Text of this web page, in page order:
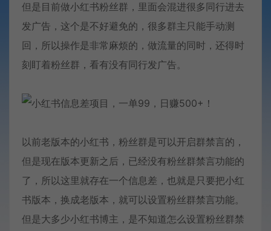
但是目前做小红书粉丝群，里面会混进很多同行进去
发广告，这个是不好避免的，很多群主只能手动测
回，所以操作是非常麻烦的，做流量的同时，还得时
刻盯着粉丝群，看有没有同行发广告。
以前老版本的小红书，粉丝群是可以开启群禁言的，
但是现在版本更新之后，已经没有粉丝群禁言功能的
了，所以这里就存在一个信息差，也就是只要把小红
书版本，换成老版本，就可以设置粉丝群禁言功能。
但是大多少小红书博主，是不知道怎么设置粉丝群禁